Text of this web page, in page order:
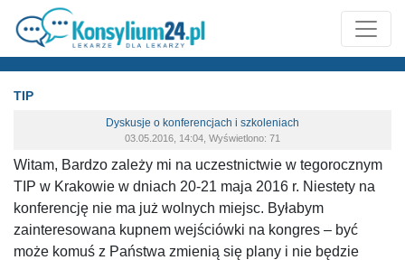
TIP
Dyskusje o konferencjach i szkoleniach
03.05.2016, 14:04, Wyświetlono: 71
Witam, Bardzo zależy mi na uczestnictwie w tegorocznym
TIP w Krakowie w dniach 20-21 maja 2016 r. Niestety na
konferencję nie ma już wolnych miejsc. Byłabym
zainteresowana kupnem wejściówki na kongres – być
może komuś z Państwa zmienią się plany i nie będzie